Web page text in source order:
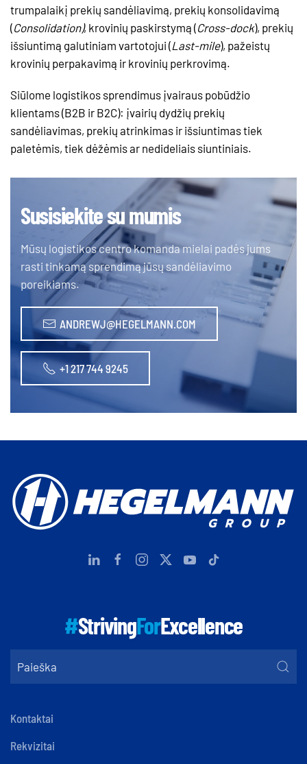
trumpalaikį prekių sandėliavimą, prekių konsolidavimą
(Consolidation), krovinių paskirstymą (Cross-dock), prekių
išsiuntimą galutiniam vartotojui (Last-mile), pažeistų
krovinių perpakavimą ir krovinių perkrovimą.
Siūlome logistikos sprendimus įvairaus pobūdžio
klientams (B2B ir B2C): įvairių dydžių prekių
sandėliavimas, prekių atrinkimas ir išsiuntimas tiek
paletėmis, tiek dėžėmis ar nedideliais siuntiniais.
Susisiekite su mumis
Mūsų logistikos centro komanda mielai padės jums
rasti tinkamą sprendimą jūsų sandėliavimo
poreikiams.
ANDREWJ@HEGELMANN.COM
+1 217 744 9245
#StrivingForExcellence
Kontaktai
Rekvizitai